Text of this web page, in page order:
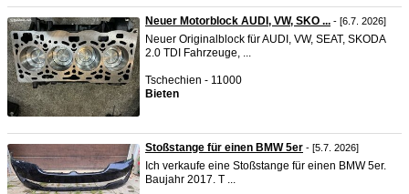
Neuer Motorblock AUDI, VW, SKO ... - [6.7. 2026]
Neuer Originalblock für AUDI, VW, SEAT, SKODA
2.0 TDI Fahrzeuge, ...
Tschechien - 11000
Bieten
Stoßstange für einen BMW 5er - [5.7. 2026]
Ich verkaufe eine Stoßstange für einen BMW 5er.
Baujahr 2017. T ...